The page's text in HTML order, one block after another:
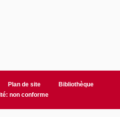
Plan de site
Bibliothèque
non conforme